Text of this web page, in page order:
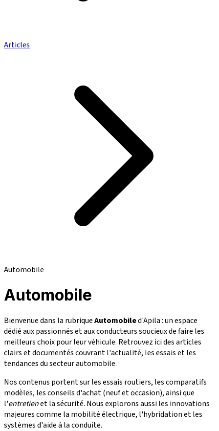
Articles
Automobile
Automobile
Bienvenue dans la rubriqueAutomobiled'Apila : un espace
dédié aux passionnés et aux conducteurs soucieux de faire les
meilleurs choix pour leur véhicule. Retrouvez ici des articles
clairs et documentés couvrant l'actualité, les essais et les
tendances du secteur automobile.
Nos contenus portent sur les essais routiers, les comparatifs
modèles, les conseils d'achat (neuf et occasion), ainsi que
l'entretienet la sécurité. Nous explorons aussi les innovations
majeures comme la mobilité électrique, l'hybridation et les
systèmes d'aide à la conduite.